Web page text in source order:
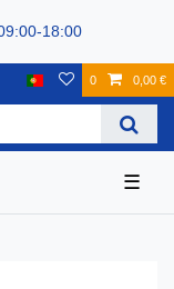
18:00
0 0,00 €
☰